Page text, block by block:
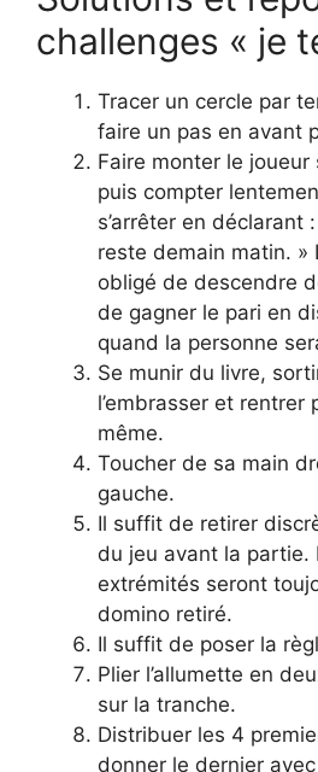
challenges « je
Tracer un cercle par
faire un pas en avant
Faire monter le joueur
puis compter
s’arrêter en déclarant
reste demain matin. »
obligé de descendre
de gagner le pari en
quand la personne
Se munir du livre,
l’embrasser et rentrer
même.
Toucher de sa main
gauche.
Il suffit de retirer
du jeu avant la partie.
extrémités seront
domino retiré.
Il suffit de poser la
Plier l’allumette en
sur la tranche.
Distribuer les 4
donner le dernier avec